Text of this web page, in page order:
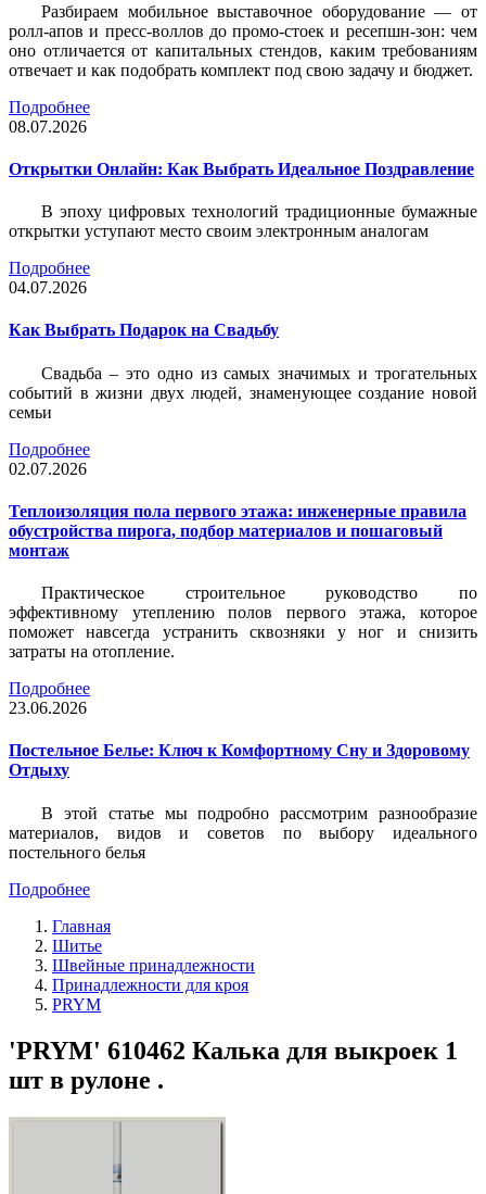
Разбираем мобильное выставочное оборудование — от
ролл-апов и пресс-воллов до промо-стоек и ресепшн-зон: чем
оно отличается от капитальных стендов, каким требованиям
отвечает и как подобрать комплект под свою задачу и бюджет.
Подробнее
08.07.2026
Открытки Онлайн: Как Выбрать Идеальное Поздравление
В эпоху цифровых технологий традиционные бумажные
открытки уступают место своим электронным аналогам
Подробнее
04.07.2026
Как Выбрать Подарок на Свадьбу
Свадьба – это одно из самых значимых и трогательных
событий в жизни двух людей, знаменующее создание новой
семьи
Подробнее
02.07.2026
Теплоизоляция пола первого этажа: инженерные правила
обустройства пирога, подбор материалов и пошаговый
монтаж
Практическое строительное руководство по
эффективному утеплению полов первого этажа, которое
поможет навсегда устранить сквозняки у ног и снизить
затраты на отопление.
Подробнее
23.06.2026
Постельное Белье: Ключ к Комфортному Сну и Здоровому
Отдыху
В этой статье мы подробно рассмотрим разнообразие
материалов, видов и советов по выбору идеального
постельного белья
Подробнее
Главная
Шитье
Швейные принадлежности
Принадлежности для кроя
PRYM
'PRYM' 610462 Калька для выкроек 1
шт в рулоне .